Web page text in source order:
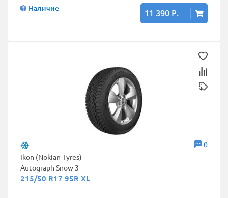
Наличие 11 390 Р.
0
Ikon (Nokian Tyres)
Autograph Snow 3
215/50 R17 95R XL